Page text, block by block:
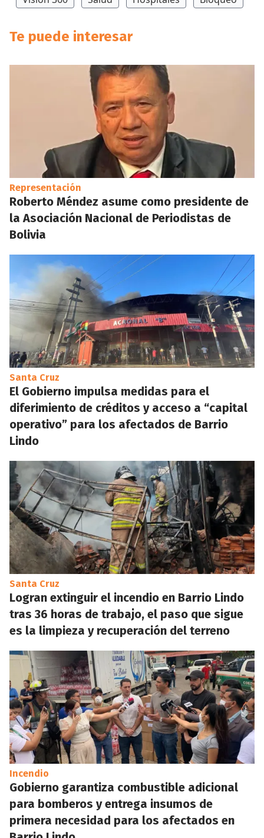
Te puede interesar
Representación
Roberto Méndez asume como presidente de
la Asociación Nacional de Periodistas de
Bolivia
Santa Cruz
El Gobierno impulsa medidas para el
diferimiento de créditos y acceso a “capital
operativo” para los afectados de Barrio
Lindo
Santa Cruz
Logran extinguir el incendio en Barrio Lindo
tras 36 horas de trabajo, el paso que sigue
es la limpieza y recuperación del terreno
Incendio
Gobierno garantiza combustible adicional
para bomberos y entrega insumos de
primera necesidad para los afectados en